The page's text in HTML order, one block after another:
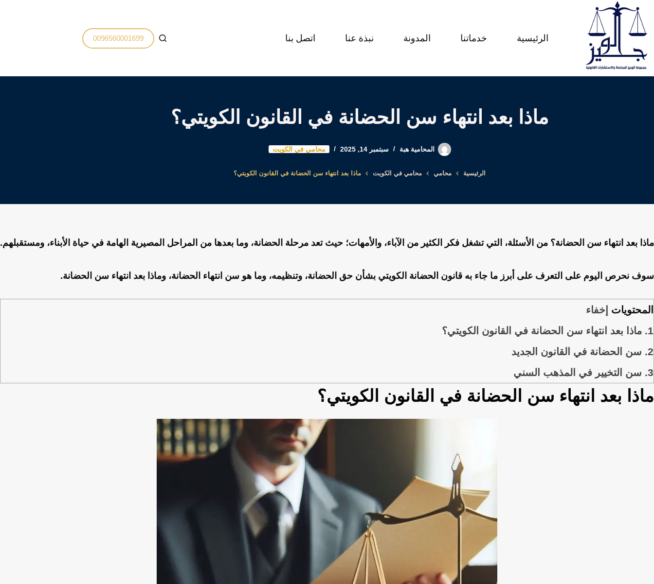
التجاوز
إلى
المحتوى
الرئيسية خدماتنا المدونة نبذة عنا اتصل بنا 0096560001699
ماذا بعد انتهاء سن الحضانة في القانون الكويتي؟
المحامية هبة سبتمبر 14, 2025 محامي في الكويت
الرئيسية محامي محامي في الكويت ماذا بعد انتهاء سن الحضانة في القانون الكويتي؟
ماذا بعد انتهاء سن الحضانة؟ من الأسئلة، التي تشغل فكر الكثير من الآباء، والأمهات؛ حيث تعد مرحلة الحضانة، وما بعدها من المراحل المصيرية الهامة في حياة الأبناء، ومستقبلهم.
سوف نحرص اليوم على التعرف على أبرز ما جاء به قانون الحضانة الكويتي بشأن حق الحضانة، وتنظيمه، وما هو سن انتهاء الحضانة، وماذا بعد انتهاء سن الحضانة.
المحتويات إخفاء
1. ماذا بعد انتهاء سن الحضانة في القانون الكويتي؟
2. سن الحضانة في القانون الجديد
3. سن التخيير في المذهب السني
ماذا بعد انتهاء سن الحضانة في القانون الكويتي؟